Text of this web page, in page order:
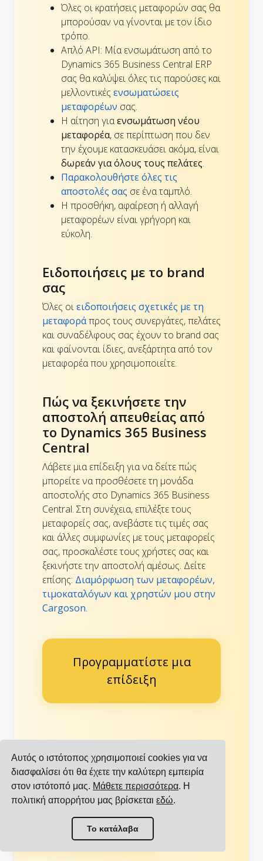
Αυτός ο ιστότοπος χρησιμοποιεί cookies για να
διασφαλίσει ότι θα έχετε την καλύτερη εμπειρία
στον ιστότοπό μας. Μάθετε περισσότερα. Η
πολιτική απορρήτου μας βρίσκεταιεδώ.
Το κατάλαβα
Όλες οι κρατήσεις μεταφορών σας θα
μπορούσαν να γίνονται με τον ίδιο
τρόπο.
Απλό API: Μία ενσωμάτωση από το
Dynamics 365 Business Central ERP
σας θα καλύψει όλες τις παρούσες και
μελλοντικές ενσωματώσεις
μεταφορέων σας.
Η αίτηση γιαενσωμάτωση νέου
μεταφορέα, σε περίπτωση που δεν
την έχουμε κατασκευάσει ακόμα, είναι
δωρεάν για όλους τους πελάτες.
Παρακολουθήστε όλες τις
αποστολές σας σε ένα ταμπλό.
Η προσθήκη, αφαίρεση ή αλλαγή
μεταφορέων είναι γρήγορη και
εύκολη.
Ειδοποιήσεις με το brand
σας
Όλες οιειδοποιήσεις σχετικές με τη
μεταφοράπρος τους συνεργάτες, πελάτες
και συναδέλφους σας έχουν το brand σας
και φαίνονται ίδιες, ανεξάρτητα από τον
μεταφορέα που χρησιμοποιείτε.
Πώς να ξεκινήσετε την
αποστολή απευθείας από
το Dynamics 365 Business
Central
Λάβετε μια επίδειξη για να δείτε πώς
μπορείτε να προσθέσετε τη μονάδα
αποστολής στο Dynamics 365 Business
Central. Στη συνέχεια, επιλέξτε τους
μεταφορείς σας, ανεβάστε τις τιμές σας
και άλλες συμφωνίες με τους μεταφορείς
σας, προσκαλέστε τους χρήστες σας και
ξεκινήστε την αποστολή αμέσως. Δείτε
επίσης: Διαμόρφωση των μεταφορέων,
τιμοκαταλόγων και χρηστών μου στην
Cargoson.
Προγραμματίστε μια
επίδειξη
Εμπιστεύονται
κορυφαίες διεθνείς
μάρκες
Δείτε
περισσότερες
αναφορές
Προβολή όλων των ενσωματώσεων
Προβολή όλων των μεταφορέων